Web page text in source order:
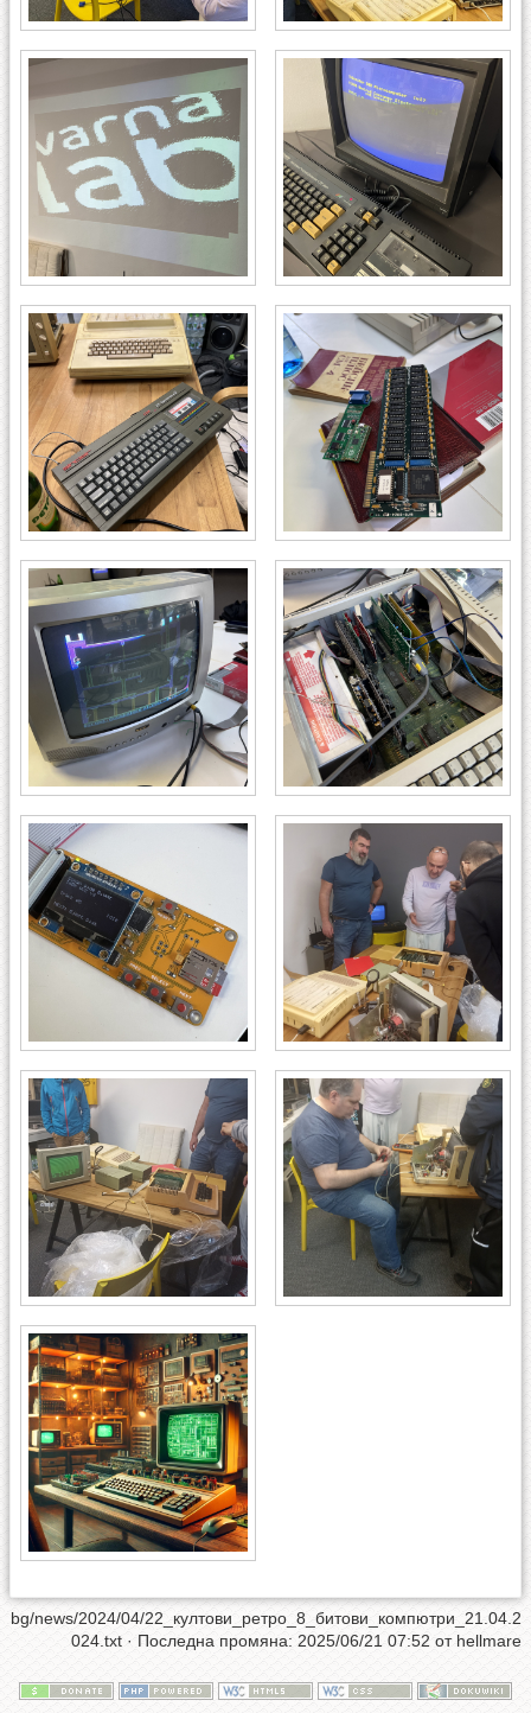
bg/news/2024/04/22_култови_ретро_8_битови_компютри_21.04.2
024.txt · Последна промяна: 2025/06/21 07:52 от hellmare